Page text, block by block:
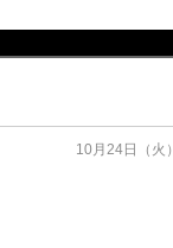
10月24日（火